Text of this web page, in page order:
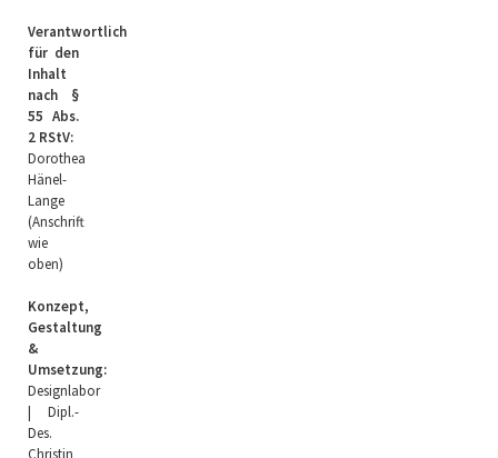
Verantwortlich
für den
Inhalt
nach §
55 Abs.
2 RStV:
Dorothea
Hänel-
Lange
(Anschrift
wie
oben)
Konzept,
Gestaltung
&
Umsetzung:
Designlabor
| Dipl.-
Des.
Christin